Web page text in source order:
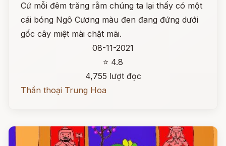
Cứ mỗi đêm trăng rằm chúng ta lại thấy có một
cái bóng Ngô Cương màu đen đang đứng dưới
gốc cây miệt mài chặt mãi.
08-11-2021
⭐ 4.8
4,755 lượt đọc
Thần thoại Trung Hoa